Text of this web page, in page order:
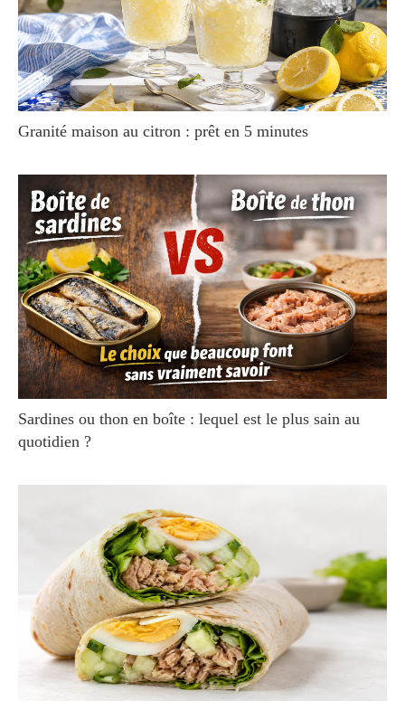
Granité maison au citron : prêt en 5 minutes
Sardines ou thon en boîte : lequel est le plus sain au
quotidien ?